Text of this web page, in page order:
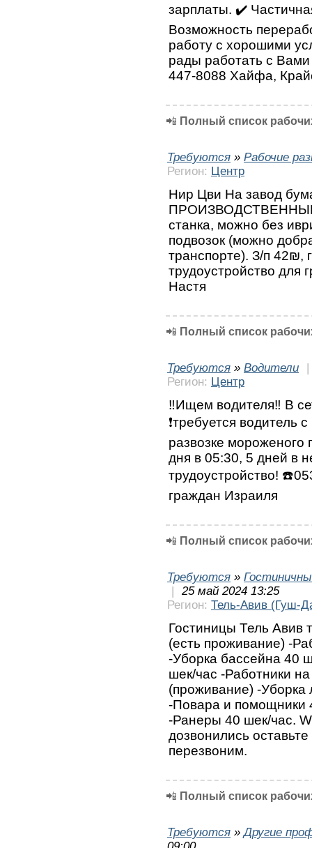
зарплаты. ✔️
Возможность
работу с хорошими
рады работать с
447-8088 Хайфа,
📲 Полный список
Требуются » Рабочие
Регион: Центр
Нир Цви На завод
ПРОИЗВОДСТВЕННЫЕ
станка, можно без
подвозок (можно
транспорте). З/п 42₪,
трудоустройство для
Настя
📲 Полный список
Требуются » Водители
|
Регион: Центр
‼️Ищем водителя‼️ В
❗требуется водитель
развозке мороженого
дня в 05:30, 5 дней в
трудоустройство!
граждан Израиля
📲 Полный список
Требуются »
|
25 май 2024 13:25
Регион: Тель-Авив (Гуш-
Гостиницы Тель Авив
(есть проживание) -
-Уборка бассейна 40
шек/час -Работники
(проживание) -Уборка
-Повара и помощники
-Ранеры 40 шек/час.
дозвонились
перезвоним.
📲 Полный список
Требуются »Другие